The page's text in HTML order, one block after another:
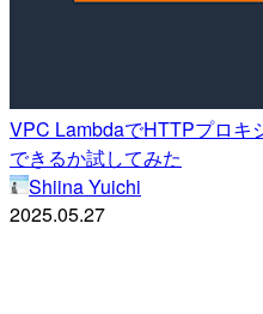
VPC LambdaでHTTPプロキ
できるか試してみた
Shiina Yuichi
2025.05.27